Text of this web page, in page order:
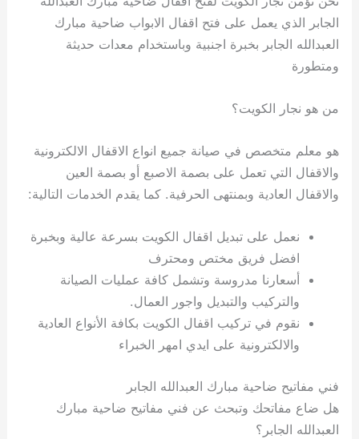
الجابر الذي يعمل على فتح اقفال الابواب ضاحية مبارك
العبدالله الجابر بخبرة اجنبية وباستخدام معدات حديثة
ومتطورة
من هو نجار الكويت؟
هو معلم متخصص في صيانة جميع انواع الاقفال الالكترونية
والاقفال التي تعمل على بصمة الاصبع أو بصمة العين
والاقفال العادية وبمنتهى الحرفية. كما يقدم الخدمات التالية:
نعمل على تبديل اقفال الكويت بسرعة عالية وبخبرة
افضل فريق مختص ومحترف
أسعارنا مدروسة وتشمل كافة عمليات الصيانة
والتركيب والتبديل واجور العمال.
نقوم في تركيب اقفال الكويت بكافة الأنواع العادية
والالكترونية على ايدي امهر الخبراء
فني مفاتيح ضاحية مبارك العبدالله الجابر
هل ضاع مفاتحك وتبحث عن فني مفاتيح ضاحية مبارك
العبدالله الجابر؟